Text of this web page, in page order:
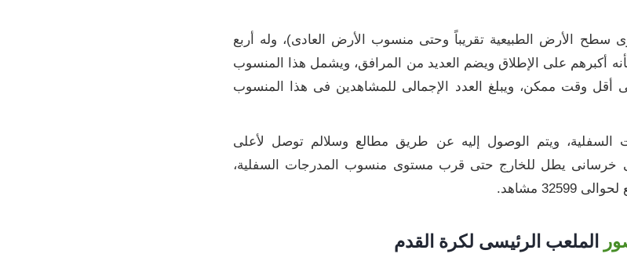
من منسوب الملعب (-12) وحتى مستوى سطح الأرض الطبيعية تقريباً وحتى منسوب الأرض العادى)، وله أربع
أكبرهم على الإطلاق ويضم العديد من المرافق، ويشمل هذا المنسوب
أقل وقت ممكن، ويبلغ العدد الإجمالى للمشاهدين فى هذا المنسوب
السفلية، ويتم الوصول إليه عن طريق مطالع وسلالم توصل لأعلى
خرسانى يطل للخارج حتى قرب مستوى منسوب المدرجات السفلية،
مشاهد.
الملعب الرئيسى لكرة القدم